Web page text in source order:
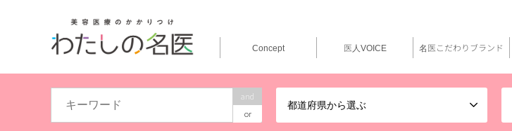
and
or
都道府県から選ぶ
Concept 医人VOICE 名医こだわりブランド